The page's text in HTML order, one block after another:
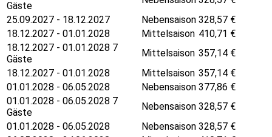
Gäste
25.09.2027 - 18.12.2027
Nebensaison 328,57 €
18.12.2027 - 01.01.2028
Mittelsaison 410,71 €
18.12.2027 - 01.01.2028 7
Gäste
Mittelsaison 357,14 €
18.12.2027 - 01.01.2028
Mittelsaison 357,14 €
01.01.2028 - 06.05.2028
Nebensaison 377,86 €
01.01.2028 - 06.05.2028 7
Gäste
Nebensaison 328,57 €
01.01.2028 - 06.05.2028
Nebensaison 328,57 €